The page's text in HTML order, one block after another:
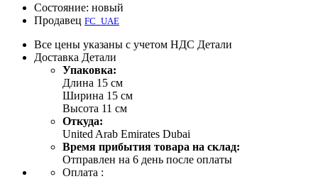
Состояние: новый
Продавец FC_UAE
Все цены указаны с учетом НДС Детали
Доставка Детали
Упаковка:
Длина 15 см
Ширина 15 см
Высота 11 см
Откуда:
United Arab Emirates Dubai
Время прибытия товара на склад:
Отправлен на 6 день после оплаты
Оплата :